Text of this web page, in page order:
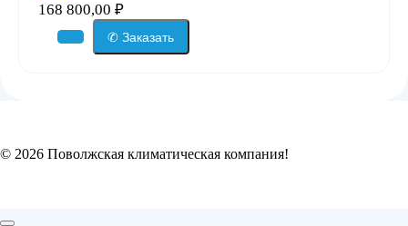
168 800,00 ₽
✆ Заказать
© 2026 Поволжская климатическая компания!